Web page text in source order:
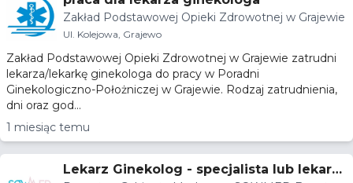
Zakład Podstawowej Opieki Zdrowotnej w Grajewie
Ul. Kolejowa, Grajewo
Zakład Podstawowej Opieki Zdrowotnej w Grajewie zatrudni
lekarza/lekarkę ginekologa do pracy w Poradni
Ginekologiczno-Położniczej w Grajewie. Rodzaj zatrudnienia,
dni oraz god...
1 miesiąc temu
Lekarz Ginekolog - specjalista lub lekarz